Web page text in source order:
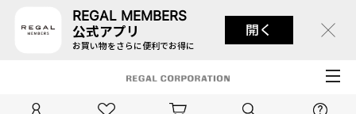
REGAL MEMBERS
公式アプリ
お買い物をさらに便利でお得に
開く